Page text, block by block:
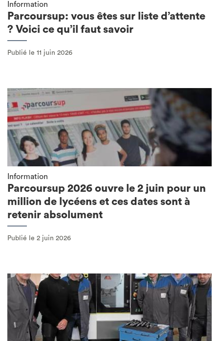
Information
Parcoursup: vous êtes sur liste d’attente
? Voici ce qu’il faut savoir
Publié le 11 juin 2026
Information
Parcoursup 2026 ouvre le 2 juin pour un
million de lycéens et ces dates sont à
retenir absolument
Publié le 2 juin 2026